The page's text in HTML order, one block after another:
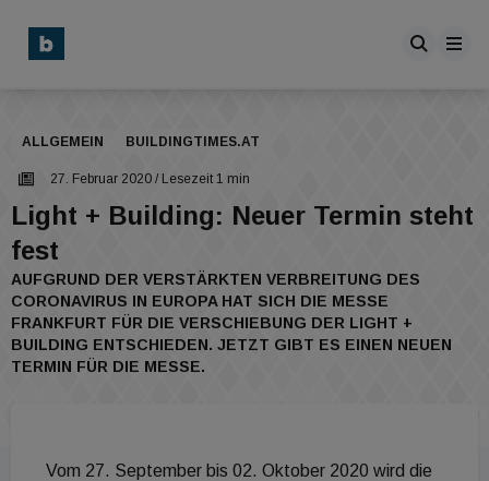
ALLGEMEIN BUILDINGTIMES.AT
27. Februar 2020 / Lesezeit 1 min
Light + Building: Neuer Termin steht
fest
AUFGRUND DER VERSTÄRKTEN VERBREITUNG DES
CORONAVIRUS IN EUROPA HAT SICH DIE MESSE
FRANKFURT FÜR DIE VERSCHIEBUNG DER LIGHT +
BUILDING ENTSCHIEDEN. JETZT GIBT ES EINEN NEUEN
TERMIN FÜR DIE MESSE.
Vom 27. September bis 02. Oktober 2020 wird die